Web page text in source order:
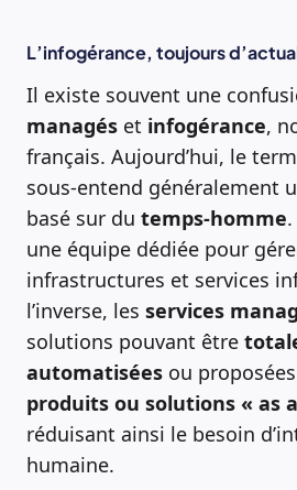
L’infogérance, toujours
Il existe souvent une
managés et infogérance,
français. Aujourd’hui, le
sous-entend généralement
basé sur du temps-homme
une équipe dédiée pour
infrastructures et services
l’inverse, les services
solutions pouvant être
automatisées ou
produits ou solutions « as
réduisant ainsi le besoin
humaine.